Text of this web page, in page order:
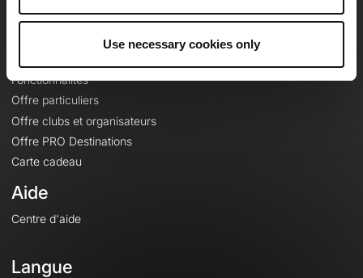
Use necessary cookies only
Fonctionnalités
Offre particuliers
Offre clubs et organisateurs
Offre PRO Destinations
Carte cadeau
Aide
Centre d'aide
Langue